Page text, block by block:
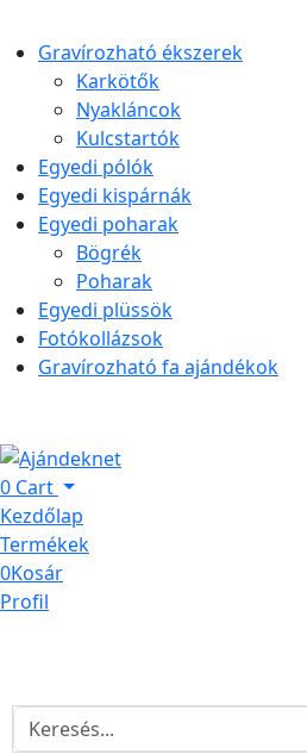
Gravírozható ékszerek
Karkötők
Nyakláncok
Kulcstartók
Egyedi pólók
Egyedi kispárnák
Egyedi poharak
Bögrék
Poharak
Egyedi plüssök
Fotókollázsok
Gravírozható fa ajándékok
0 Cart
Kezdőlap
Termékek
0Kosár
Profil